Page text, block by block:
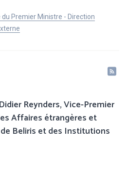
du Premier Ministre - Direction
Reynders, Vice-Premier
Affaires étrangères et
Beliris et des Institutions